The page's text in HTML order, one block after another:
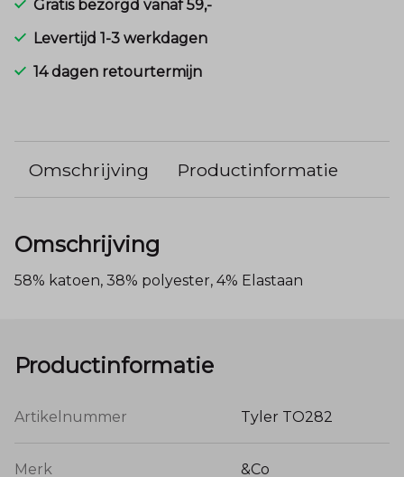
Gratis bezorgd vanaf 59,-
Levertijd 1-3 werkdagen
14 dagen retourtermijn
Omschrijving Productinformatie
Omschrijving
58% katoen, 38% polyester, 4% Elastaan
Productinformatie
Artikelnummer Tyler TO282
Merk &Co